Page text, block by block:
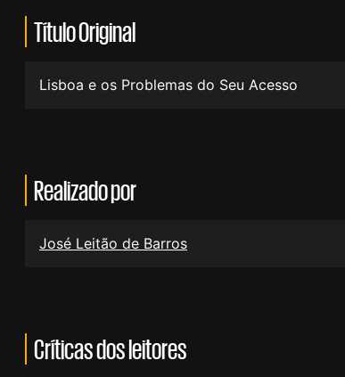
Título Original
Lisboa e os Problemas do Seu Acesso
Realizado por
José Leitão de Barros
Críticas dos leitores